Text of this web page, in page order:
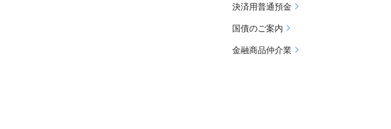
決済用普通預金
国債のご案内
金融商品仲介業